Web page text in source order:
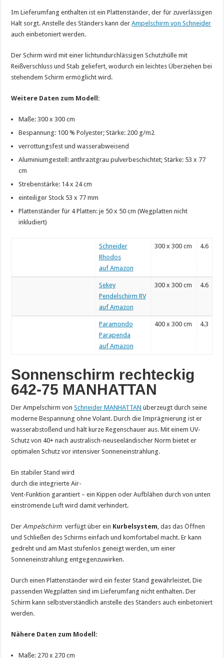
Im Lieferumfang enthalten ist ein Plattenständer, der für zuverlässigen
Halt sorgt. Anstelle des Ständers kann derAmpelschirm von Schneider
auch einbetoniert werden.
Der Schirm wird mit einer lichtundurchlässigen Schutzhülle mit
Reißverschluss und Stab geliefert, wodurch ein leichtes Überziehen bei
stehendem Schirm ermöglicht wird.
Weitere Daten zum Modell:
Maße: 300 x 300 cm
Bespannung: 100 % Polyester; Stärke: 200 g/m2
verrottungsfest und wasserabweisend
Aluminiumgestell: anthrazitgrau pulverbeschichtet; Stärke: 53 x 77
cm
Strebenstärke: 14 x 24 cm
einteiliger Stock 53 x 77 mm
Plattenständer für 4 Platten: je 50 x 50 cm (Wegplatten nicht
inkludiert)
Schneider
Rhodos
auf Amazon
300 x 300 cm 4.6
Sekey
Pendelschirm RV
auf Amazon
300 x 300 cm 4.6
Paramondo
Parapenda
auf Amazon
400 x 300 cm 4.3
Sonnenschirm rechteckig
642-75 MANHATTAN
Der Ampelschirm vonSchneider MANHATTAN überzeugt durch seine
moderne Bespannung ohne Volant. Durch die Imprägnierung ist er
wasserabstoßend und hält kurze Regenschauer aus. Mit einem UV-
Schutz von 40+ nach australisch-neuseeländischer Norm bietet er
optimalen Schutz vor intensiver Sonneneinstrahlung.
Ein stabiler Stand wird
durch die integrierte Air-
Vent-Funktion garantiert – ein Kippen oder Aufblähen durch von unten
einströmende Luft wird damit verhindert.
DerAmpelschirm verfügt über ein Kurbelsystem , das das Öffnen
und Schließen des Schirms einfach und komfortabel macht. Er kann
gedreht und am Mast stufenlos geneigt werden, um einer
Sonneneinstrahlung entgegenzuwirken.
Durch einen Plattenständer wird ein fester Stand gewährleistet. Die
passenden Wegplatten sind im Lieferumfang nicht enthalten. Der
Schirm kann selbstverständlich anstelle des Ständers auch einbetoniert
werden.
Nähere Daten zum Modell:
Maße: 270 x 270 cm